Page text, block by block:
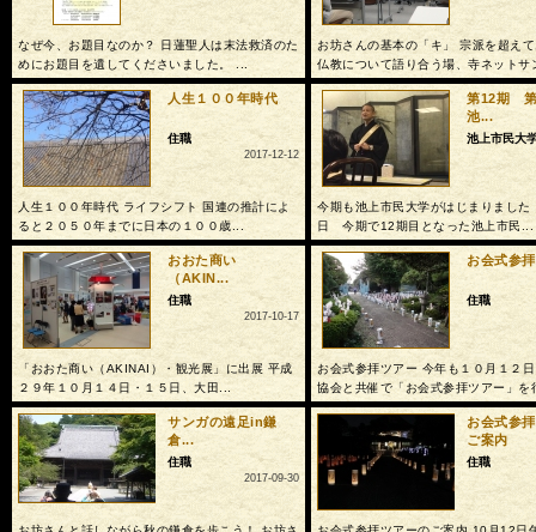
なぜ今、お題目なのか？ 日蓮聖人は末法救済のた
めにお題目を遺してくださいました。 ...
お坊さんの基本の「キ」 宗派を超え
仏教について語り合う場、寺ネットサ
人生１００年時代
住職
2017-12-12
人生１００年時代 ライフシフト 国連の推計によ
ると２０５０年までに日本の１００歳...
第12期
池...
池上市民大
今期も池上市民大学がはじまりまし
日 今期で12期目となった池上市民...
おおた商い
（AKIN...
住職
2017-10-17
「おおた商い（AKINAI）・観光展」に出展 平成
２９年１０月１４日・１５日、大田...
お会式参
住職
お会式参拝ツアー 今年も１０月１２
協会と共催で「お会式参拝ツアー」を
サンガの遠足in鎌
倉...
住職
2017-09-30
お会式参
ご案内
住職